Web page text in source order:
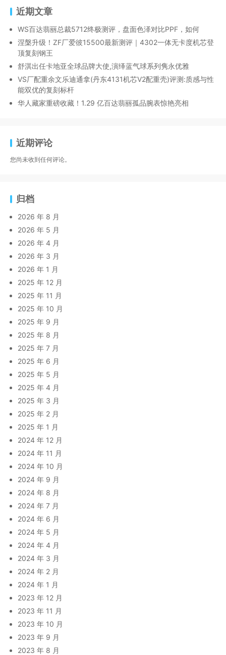
近期文章
WS百达翡丽总裁5712终极测评，盘面色泽对比PPF，如何
涅槃升级！ZF厂爱彼15500最新测评｜4302一体无卡度机芯登
顶复刻钢王
舒淇出任卡地亚全球品牌大使,演绎蓝气球系列隽永优雅
VS厂配重余文乐迪通拿(丹东4131机芯V2配重壳)评测:质感与性
能双优的复刻标杆
华人藏家重磅收藏！1.29 亿百达翡丽孤品腕表惊艳亮相
近期评论
您尚未收到任何评论。
归档
2026 年 8 月
2026 年 5 月
2026 年 4 月
2026 年 3 月
2026 年 1 月
2025 年 12 月
2025 年 11 月
2025 年 10 月
2025 年 9 月
2025 年 8 月
2025 年 7 月
2025 年 6 月
2025 年 5 月
2025 年 4 月
2025 年 3 月
2025 年 2 月
2025 年 1 月
2024 年 12 月
2024 年 11 月
2024 年 10 月
2024 年 9 月
2024 年 8 月
2024 年 7 月
2024 年 6 月
2024 年 5 月
2024 年 4 月
2024 年 3 月
2024 年 2 月
2024 年 1 月
2023 年 12 月
2023 年 11 月
2023 年 10 月
2023 年 9 月
2023 年 8 月